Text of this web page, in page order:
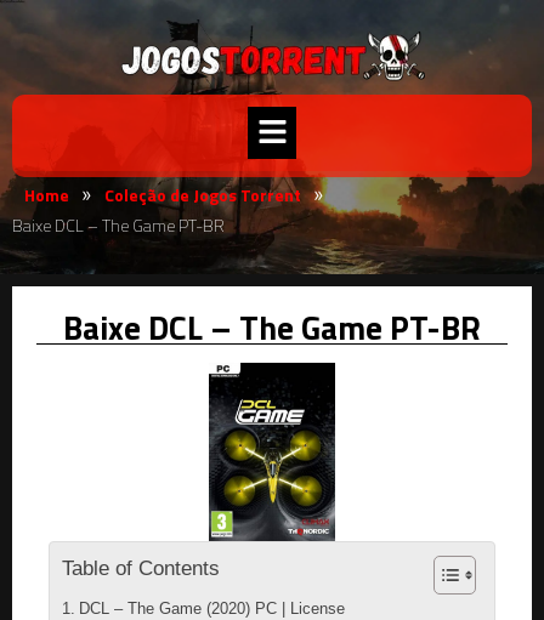
Home » Coleção de Jogos Torrent »
Baixe DCL – The Game PT-BR
Baixe DCL – The Game PT-BR
Table of Contents
DCL – The Game (2020) PC | License